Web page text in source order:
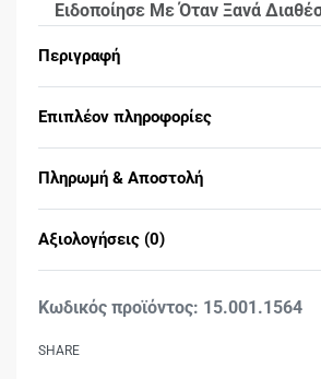
Ειδοποίησε Με Όταν Ξανά
Περιγραφή
Επιπλέον πληροφορίες
Πληρωμή & Αποστολή
Αξιολογήσεις (0)
15.001.1564
SHARE